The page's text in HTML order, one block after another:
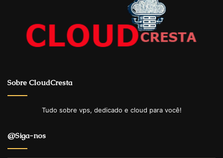
Sobre CloudCresta
Tudo sobre vps, dedicado e cloud para você!
@Siga-nos